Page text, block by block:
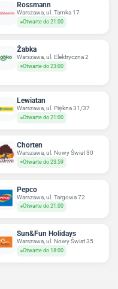
Rossmann
Warszawa, ul. Tamka 17
Otwarte do 21:00
Żabka
Warszawa, ul. Elektryczna 2
Otwarte do 23:00
Lewiatan
Warszawa, ul. Piękna 31/37
Otwarte do 21:00
Chorten
Warszawa, ul. Nowy Świat 30
Otwarte do 23:59
Pepco
Warszawa, ul. Targowa 72
Otwarte do 21:00
Sun&Fun Holidays
Warszawa, ul. Nowy Świat 35
Otwarte do 18:00